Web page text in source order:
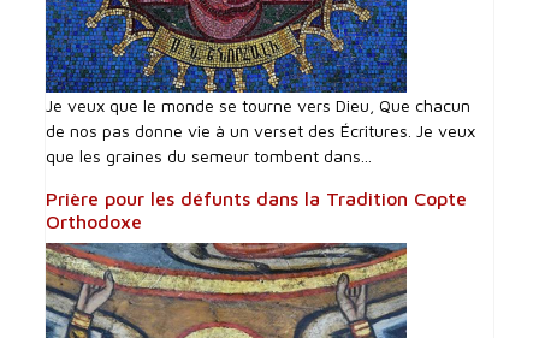
Je veux que le monde se tourne vers Dieu, Que chacun
de nos pas donne vie à un verset des Écritures. Je veux
que les graines du semeur tombent dans...
Prière pour les défunts dans la Tradition Copte
Orthodoxe